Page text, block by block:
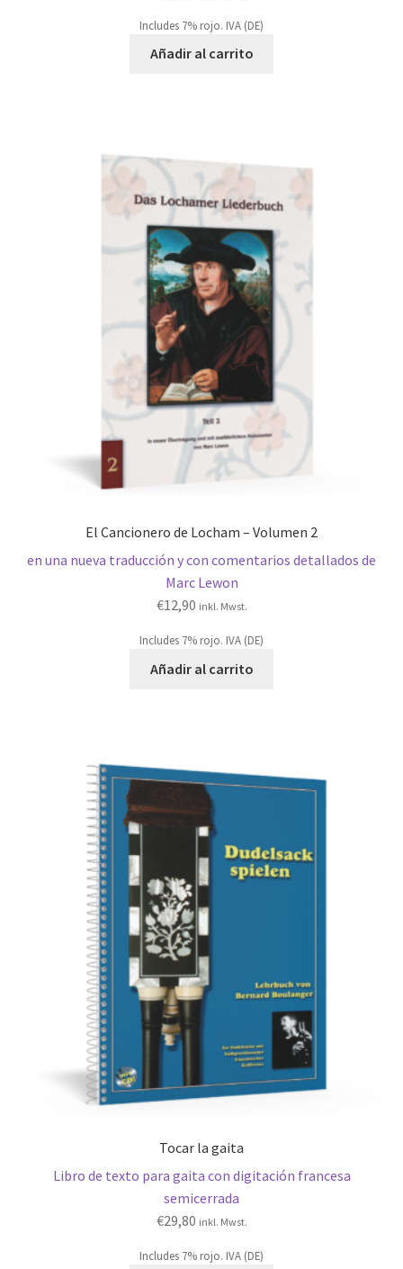
Includes 7% rojo. IVA (DE)
Añadir al carrito
El Cancionero de Locham – Volumen 2
en una nueva traducción y con comentarios detallados de
Marc Lewon
€12,90 inkl. Mwst.
Includes 7% rojo. IVA (DE)
Añadir al carrito
Tocar la gaita
Libro de texto para gaita con digitación francesa
semicerrada
€29,80 inkl. Mwst.
Includes 7% rojo. IVA (DE)